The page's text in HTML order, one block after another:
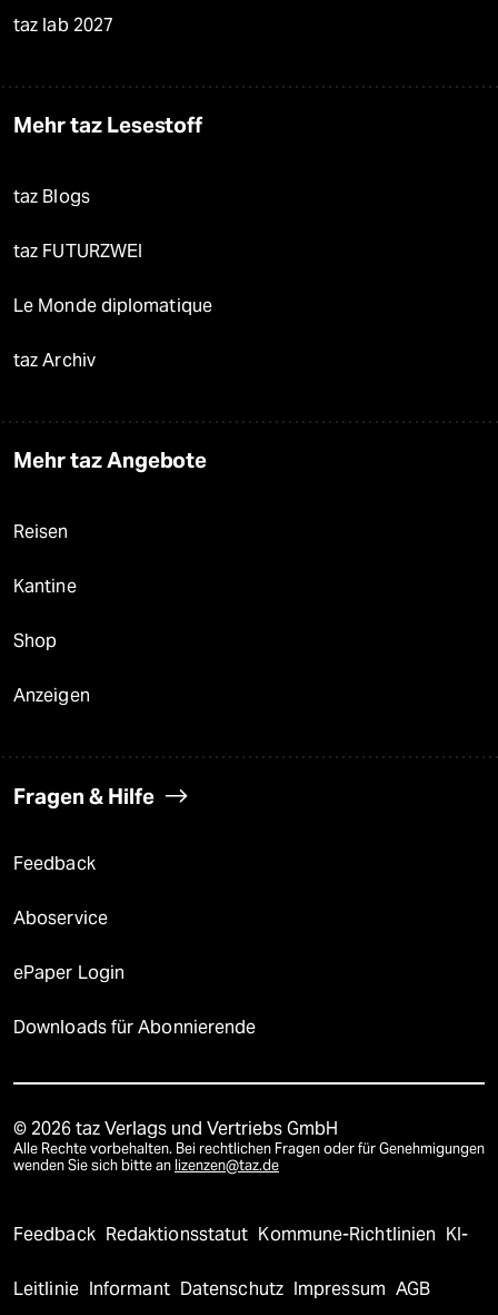
taz lab 2027
Mehr taz Lesestoff
taz Blogs
taz FUTURZWEI
Le Monde diplomatique
taz Archiv
Mehr taz Angebote
Reisen
Kantine
Shop
Anzeigen
Fragen & Hilfe
Feedback
Aboservice
ePaper Login
Downloads für Abonnierende
© 2026 taz Verlags und Vertriebs GmbH
Alle Rechte vorbehalten. Bei rechtlichen Fragen oder für Genehmigungen
wenden Sie sich bitte an lizenzen@taz.de
Feedback Redaktionsstatut Kommune-Richtlinien KI-
Leitlinie Informant Datenschutz Impressum AGB